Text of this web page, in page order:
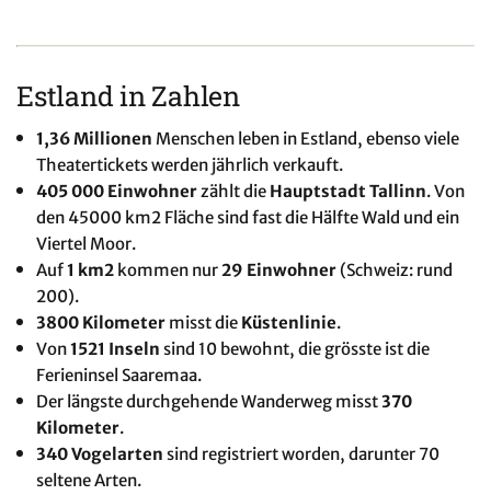
Estland in Zahlen
1,36 Millionen Menschen leben in Estland, ebenso viele
Theatertickets werden jährlich verkauft.
405 000 Einwohnerzählt die Hauptstadt Tallinn. Von
den 45000 km2 Fläche sind fast die Hälfte Wald und ein
Viertel Moor.
Auf1 km2 kommen nur29 Einwohner (Schweiz: rund
200).
3800 Kilometer misst die Küstenlinie.
Von1521 Inseln sind 10 bewohnt, die grösste ist die
Ferieninsel Saaremaa.
Der längste durchgehende Wanderweg misst370
Kilometer.
340 Vogelarten sind registriert worden, darunter 70
seltene Arten.